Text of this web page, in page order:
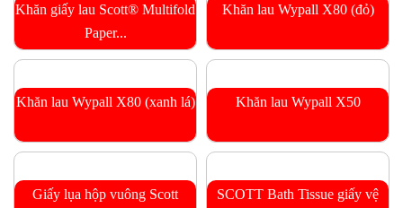
Khăn giấy lau Scott® Multifold
Paper...
Khăn lau Wypall X80 (đỏ)
Khăn lau Wypall X80 (xanh lá) Khăn lau Wypall X50
Giấy lụa hộp vuông Scott
SCOTT Bath Tissue giấy vệ